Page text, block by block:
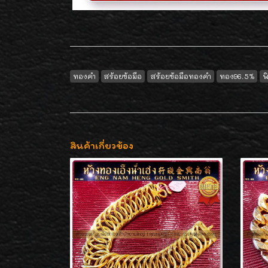
ทองคำ สร้อยข้อมือ สร้อยข้อมือทองคำ ทอง96.5%
สินค้าเกี่ยวข้อง